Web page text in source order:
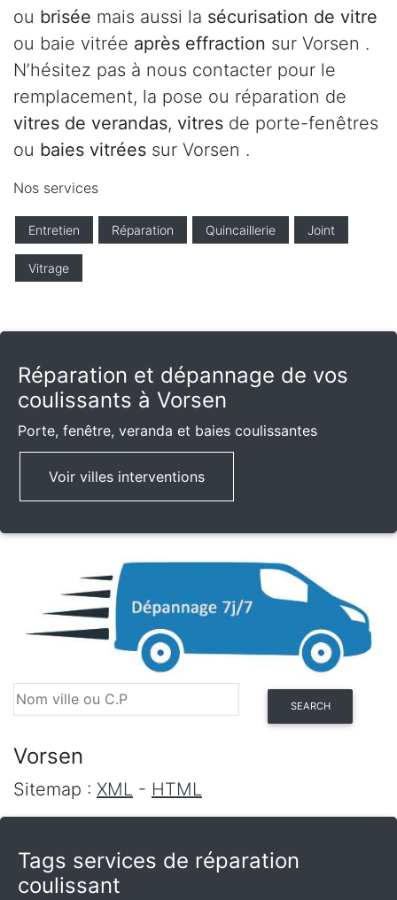
ou brisée mais aussi la sécurisation de vitre
ou baie vitrée après effraction sur Vorsen .
N’hésitez pas à nous contacter pour le
remplacement, la pose ou réparation de
vitres de verandas, vitres de porte-fenêtres
ou baies vitrées sur Vorsen .
Nos services
Entretien Réparation Quincaillerie Joint
Vitrage
Réparation et dépannage de vos
coulissants à Vorsen
Porte, fenêtre, veranda et baies coulissantes
Voir villes interventions
SEARCH
Vorsen
Sitemap : XML - HTML
Tags services de réparation
coulissant